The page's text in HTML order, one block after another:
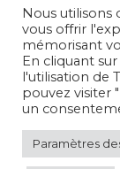
Basse
Nous utilisons
vous offrir
mémorisant
En cliquant
l'utilisation de
pouvez visiter
un
Paramètres